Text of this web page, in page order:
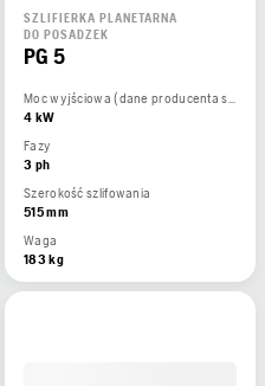
SZLIFIERKA PLANETARNA
DO POSADZEK
PG 5
Moc wyjściowa (dane producenta silnika)
4 kW
Fazy
3 ph
Szerokość szlifowania
515 mm
Waga
183 kg